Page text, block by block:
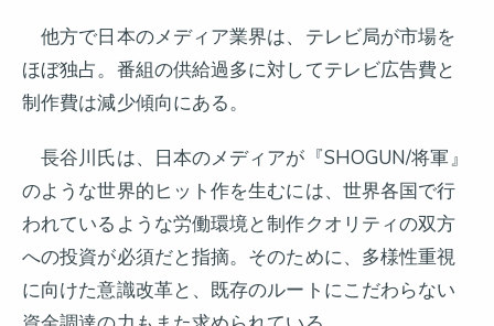
他方で日本のメディア業界は、テレビ局が市場を
ほぼ独占。番組の供給過多に対してテレビ広告費と
制作費は減少傾向にある。
長谷川氏は、日本のメディアが『SHOGUN/将軍』
のような世界的ヒット作を生むには、世界各国で行
われているような労働環境と制作クオリティの双方
への投資が必須だと指摘。そのために、多様性重視
に向けた意識改革と、既存のルートにこだわらない